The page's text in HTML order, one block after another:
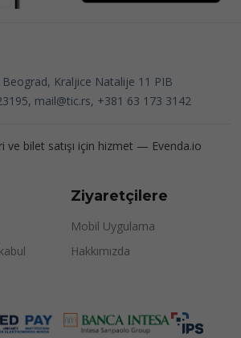
Beograd, Kraljice Natalije 11 PIB
mail@tic.rs, +381 63 173 3142
ve bilet satışı için hizmet — Evenda.io
Ziyaretçilere
Mobil Uygulama
Hakkımızda